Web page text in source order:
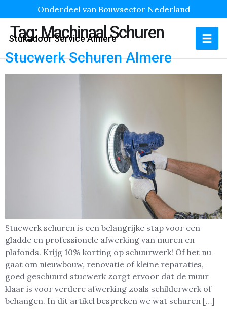
Onderdeel van Bouwsector Nederland
Stukadoor Service Almere
Tag:Machinaal Schuren
Stucwerk Schuren Almere
Stucwerk schuren is een belangrijke stap voor een
gladde en professionele afwerking van muren en
plafonds. Krijg 10% korting op schuurwerk! Of het nu
gaat om nieuwbouw, renovatie of kleine reparaties,
goed geschuurd stucwerk zorgt ervoor dat de muur
klaar is voor verdere afwerking zoals schilderwerk of
behangen. In dit artikel bespreken we wat schuren […]